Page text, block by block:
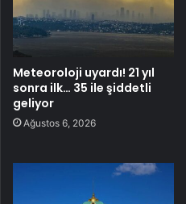
Meteoroloji uyardı! 21 yıl
sonra ilk… 35 ile şiddetli
geliyor
Ağustos 6, 2026